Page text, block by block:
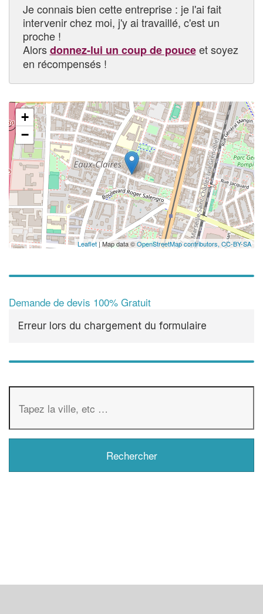
Je connais bien cette entreprise : je l'ai fait
intervenir chez moi, j'y ai travaillé, c'est un
proche !
Alorsdonnez-lui un coup de pouceet soyez
en récompensés !
+
−
Leaflet | Map data ©OpenStreetMap contributors, CC-BY-SA
Demande de devis 100% Gratuit
Erreur lors du chargement du formulaire